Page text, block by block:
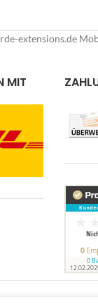
extensions.de
MIT